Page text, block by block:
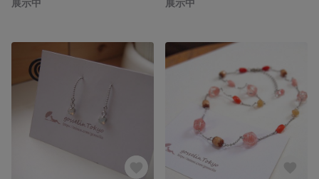
展示中
展示中